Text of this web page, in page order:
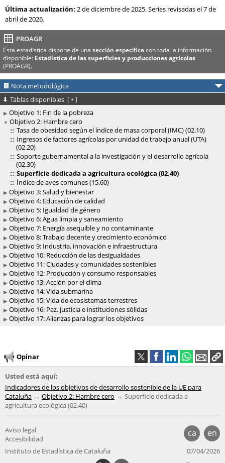
Última actualización: 2 de diciembre de 2025. Series revisadas el 7 de
abril de 2026.
PROAGR
Esta estadística dispone de una sección específica con toda la información
disponible: Estadística de las superficies y producciones agrícolas
(PROAGR).
Nota metodológica
Tablas disponibles [ + ]
Objetivo 1: Fin de la pobreza
Objetivo 2: Hambre cero
Tasa de obesidad según el índice de masa corporal (IMC) (02.10)
Ingresos de factores agrícolas por unidad de trabajo anual (UTA)
(02.20)
Soporte gubernamental a la investigación y el desarrollo agrícola
(02.30)
Superficie dedicada a agricultura ecológica (02.40)
Índice de aves comunes (15.60)
Objetivo 3: Salud y bienestar
Objetivo 4: Educación de calidad
Objetivo 5: Igualdad de género
Objetivo 6: Agua limpia y saneamiento
Objetivo 7: Energía asequible y no contaminante
Objetivo 8: Trabajo decente y crecimiento económico
Objetivo 9: Industria, innovación e infraestructura
Objetivo 10: Reducción de las desigualdades
Objetivo 11: Ciudades y comunidades sostenibles
Objetivo 12: Producción y consumo responsables
Objetivo 13: Acción por el clima
Objetivo 14: Vida submarina
Objetivo 15: Vida de ecosistemas terrestres
Objetivo 16: Paz, justicia e instituciones sólidas
Objetivo 17: Alianzas para lograr los objetivos
Opinar
Usted está aquí:
Indicadores de los objetivos de desarrollo sostenible de la UE para
Cataluña
Objetivo 2: Hambre cero
Superficie dedicada a
agricultura ecológica (02.40)
ca en
Aviso legal
Accesibilidad
Instituto de Estadística de Cataluña
07/04/2026